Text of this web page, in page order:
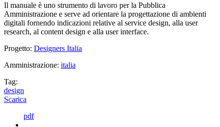
Il manuale è uno strumento di lavoro per la Pubblica
Amministrazione e serve ad orientare la progettazione di ambienti
digitali fornendo indicazioni relative al service design, alla user
research, al content design e alla user interface.
Progetto: Designers Italia
Amministrazione: italia
Tag:
design
Scarica
pdf